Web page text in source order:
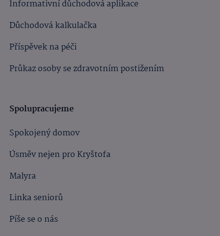
Informativní důchodová aplikace
Důchodová kalkulačka
Příspěvek na péči
Průkaz osoby se zdravotním postižením
Spolupracujeme
Spokojený domov
Úsměv nejen pro Kryštofa
Malyra
Linka seniorů
Píše se o nás